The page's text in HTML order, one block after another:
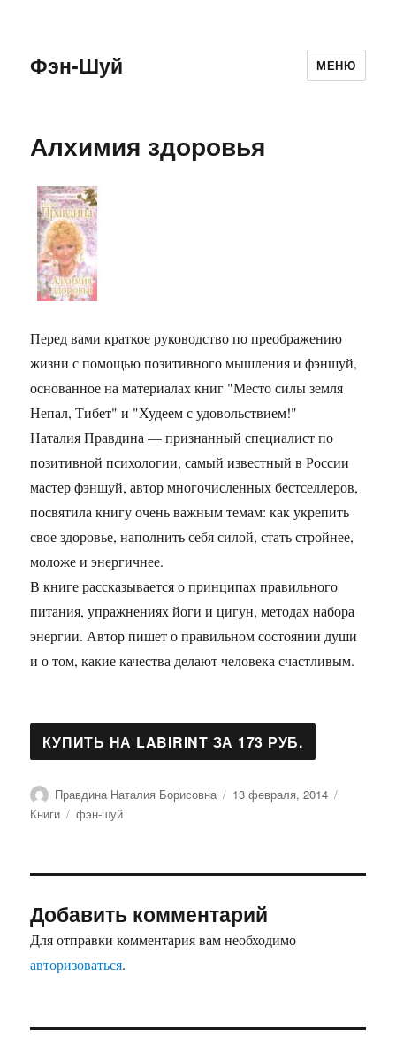
Фэн-Шуй МЕНЮ
Алхимия здоровья
Перед вами краткое руководство по преображению
жизни с помощью позитивного мышления и фэншуй,
основанное на материалах книг "Место силы земля
Непал, Тибет" и "Худеем с удовольствием!"
Наталия Правдина — признанный специалист по
позитивной психологии, самый известный в России
мастер фэншуй, автор многочисленных бестселлеров,
посвятила книгу очень важным темам: как укрепить
свое здоровье, наполнить себя силой, стать стройнее,
моложе и энергичнее.
В книге рассказывается о принципах правильного
питания, упражнениях йоги и цигун, методах набора
энергии. Автор пишет о правильном состоянии души
и о том, какие качества делают человека счастливым.
Автор
Правдина Наталия Борисовна Опубликовано
13 февраля, 2014
Книги
Метки
фэн-шуй
Добавить комментарий
Для отправки комментария вам необходимо
авторизоваться.